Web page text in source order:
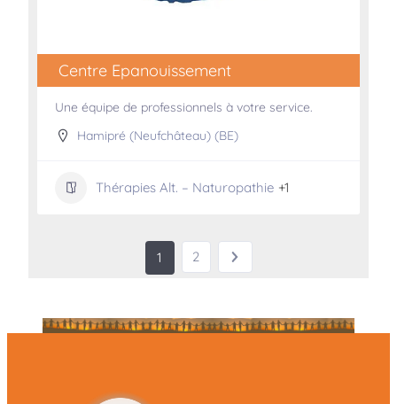
Centre Epanouissement
Une équipe de professionnels à votre service.
Hamipré (Neufchâteau) (BE)
Thérapies Alt. – Naturopathie +1
1 2